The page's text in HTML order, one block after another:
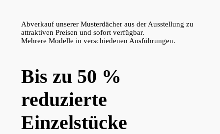
Abverkauf unserer Musterdächer aus der Ausstellung zu
attraktiven Preisen und sofort verfügbar.
Mehrere Modelle in verschiedenen Ausführungen.
Bis zu 50 %
reduzierte
Einzelstücke